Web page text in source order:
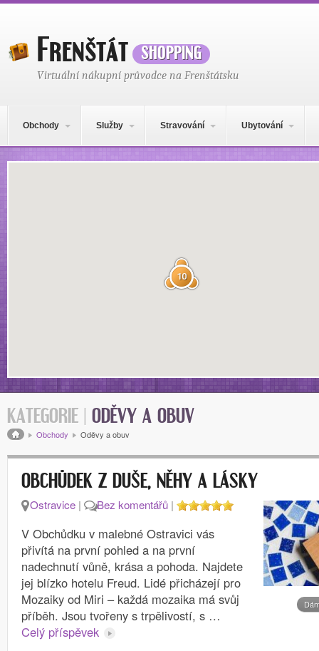
Frenštátshopping
Virtuální nákupní průvodce na Frenštátsku
Obchody Služby Stravování Ubytování
Mapa obsahu
10
KATEGORIE | ODĚVY A OBUV
Drobečková navigace
Obchody Oděvy a obuv
OBCHŮDEK Z DUŠE, NĚHY A LÁSKY
Ostravice | Bez komentářů |
V Obchůdku v malebné Ostravici vás
přivítá na první pohled a na první
nadechnutí vůně, krása a pohoda. Najdete
jej blízko hotelu Freud. Lidé přicházejí pro
Mozaiky od Miri – každá mozaika má svůj
příběh. Jsou tvořeny s trpělivostí, s …
Celý příspěvek